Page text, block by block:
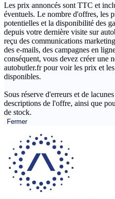
Les prix annoncés sont TTC et
éventuels. Le nombre d'offres, les
potentielles et la disponibilité des
depuis votre dernière visite sur
reçu des communications
des e-mails, des campagnes en
conséquent, vous devez créer une
autobutler.fr pour voir les prix et
disponibles.
Sous réserve d'erreurs et de
descriptions de l'offre, ainsi que
de stock.
Fermer